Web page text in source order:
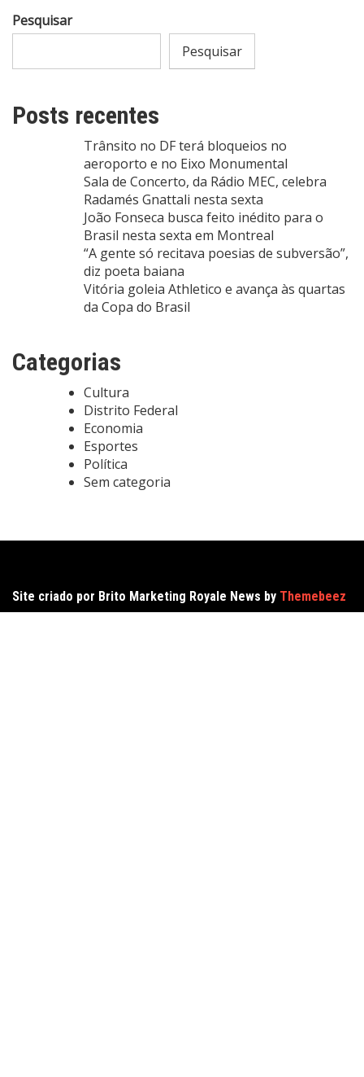
Pesquisar
Pesquisar
Posts recentes
Trânsito no DF terá bloqueios no
aeroporto e no Eixo Monumental
Sala de Concerto, da Rádio MEC, celebra
Radamés Gnattali nesta sexta
João Fonseca busca feito inédito para o
Brasil nesta sexta em Montreal
“A gente só recitava poesias de subversão”,
diz poeta baiana
Vitória goleia Athletico e avança às quartas
da Copa do Brasil
Categorias
Cultura
Distrito Federal
Economia
Esportes
Política
Sem categoria
Site criado por Brito Marketing Royale News by Themebeez